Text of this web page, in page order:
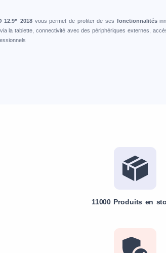
12.9” 2018 vous permet de profiter de ses fonctionnalités
la tablette, connectivité avec des périphériques externes,
11000 Produits en